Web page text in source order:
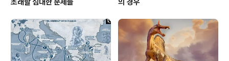
초래할 심대한 문제들
의 경우